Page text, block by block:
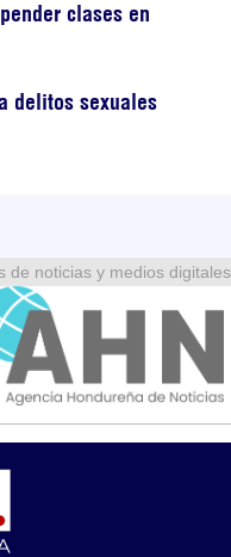
clases en
delitos sexuales
de noticias y medios digitales